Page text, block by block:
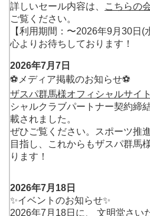
詳しいセール内容は、
こちらの
ご覧ください。
【利用期間：〜2026年9月30日
心よりお待ちしております！
2026年7月7日
⚽メディア掲載のお知らせ⚽
ザスパ群馬様オフィシャルサイト
シャルクラブパートナー契約締
載されました。
ぜひご覧ください。スポーツ推
目指し、これからもザスパ群馬
ります！
2026年7月18日
✨イベントのお知らせ✨
2026年7月18日 に、 文明堂さい